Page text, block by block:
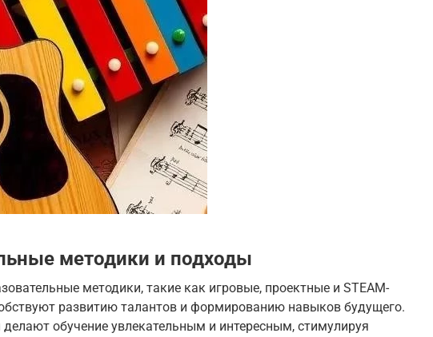
методики и подходы
методики, такие как игровые, проектные и STEAM-
развитию талантов и формированию навыков будущего.
обучение увлекательным и интересным, стимулируя